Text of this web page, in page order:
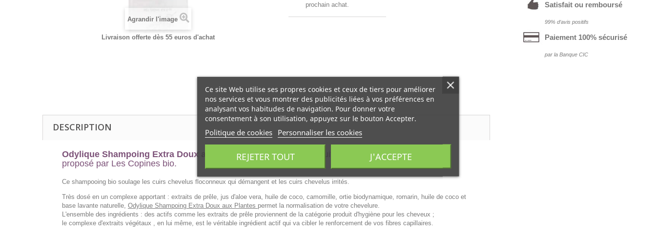
Agrandir l'image
Livraison offerte dès 55 euros d'achat
prochain achat.
Satisfait ou remboursé
99% d‘avis positifs
Paiement 100% sécurisé
par la Banque CIC
DESCRIPTION
Odylique Shampoing Extra Doux aux Plantes 200mlest un produit d'hygiène pour les cheveux
proposé par Les Copines bio.
Ce shampooing bio soulage les cuirs chevelus floconneux qui démangent et les cuirs chevelus irrités.
Très dosé en un complexe apportant : extraits de prêle, jus d'aloe vera, huile de coco, camomille, ortie biodynamique, romarin, huile de coco et
base lavante naturelle, Odylique Shampoing Extra Doux aux Plantes permet la normalisation de votre chevelure.
L'ensemble des ingrédients : des actifs comme les extraits de prêle proviennent de la catégorie produit d'hygiène pour les cheveux ;
le complexe d'extraits végétaux , en lui même, est le véritable ingrédient actif qui va cibler le renforcement de vos fibres capillaires.
Ce site Web utilise ses propres cookies et ceux de tiers pour améliorer
nos services et vous montrer des publicités liées à vos préférences en
analysant vos habitudes de navigation. Pour donner votre
consentement à son utilisation, appuyez sur le bouton Accepter.
Politique de cookies Personnaliser les cookies
REJETER TOUT J'ACCEPTE